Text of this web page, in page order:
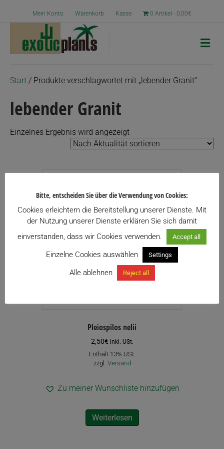
Mein Konto Warenkorb Kasse 0 Artikel 0,00€
N
a
Start / Produkte verschlagwortet mit „lebender Granit“
lebender Granit
Einzelnes Ergebnis wird angezeigt
Pleiospilos nelii
2,50€ inkl. USt.
Enthält 13% USt.
zzgl. Versand
Zu meiner Wunschliste hinzufügen
Weiterlesen
Bitte, entscheiden Sie über die Verwendung von Cookies:
Cookies erleichtern die Bereitstellung unserer Dienste. Mit
der Nutzung unserer Dienste erklären Sie sich damit
einverstanden, dass wir Cookies verwenden.
Accept all
Einzelne Cookies auswählen Settings
Alle ablehnen Reject all